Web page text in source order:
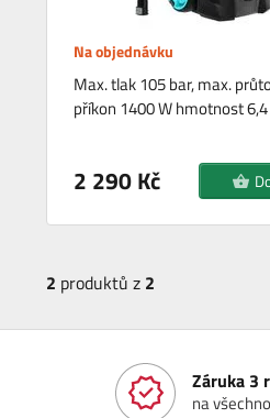
Na objednávku
Max. tlak 105 bar, max.
příkon 1400 W hmotnost
2 290 Kč
2 produktů z 2
Záruka 3
na všechno